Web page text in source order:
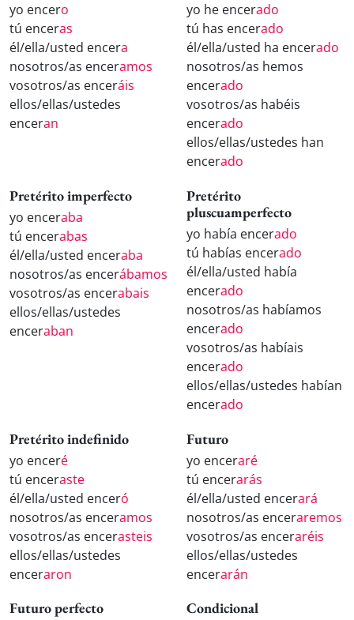
yo encero
tú enceras
él/ella/usted encera
nosotros/as enceramos
vosotros/as enceráis
ellos/ellas/ustedes
enceran
yo he encerado
tú has encerado
él/ella/usted ha encerado
nosotros/as hemos
encerado
vosotros/as habéis
encerado
ellos/ellas/ustedes han
encerado
Pretérito imperfecto
yo enceraba
tú encerabas
él/ella/usted enceraba
nosotros/as encerábamos
vosotros/as encerabais
ellos/ellas/ustedes
enceraban
Pretérito
pluscuamperfecto
yo había encerado
tú habías encerado
él/ella/usted había
encerado
nosotros/as habíamos
encerado
vosotros/as habíais
encerado
ellos/ellas/ustedes habían
encerado
Pretérito indefinido
yo enceré
tú enceraste
él/ella/usted enceró
nosotros/as enceramos
vosotros/as encerasteis
ellos/ellas/ustedes
enceraron
Futuro
yo enceraré
tú encerarás
él/ella/usted encerará
nosotros/as enceraremos
vosotros/as enceraréis
ellos/ellas/ustedes
encerarán
Futuro perfecto Condicional